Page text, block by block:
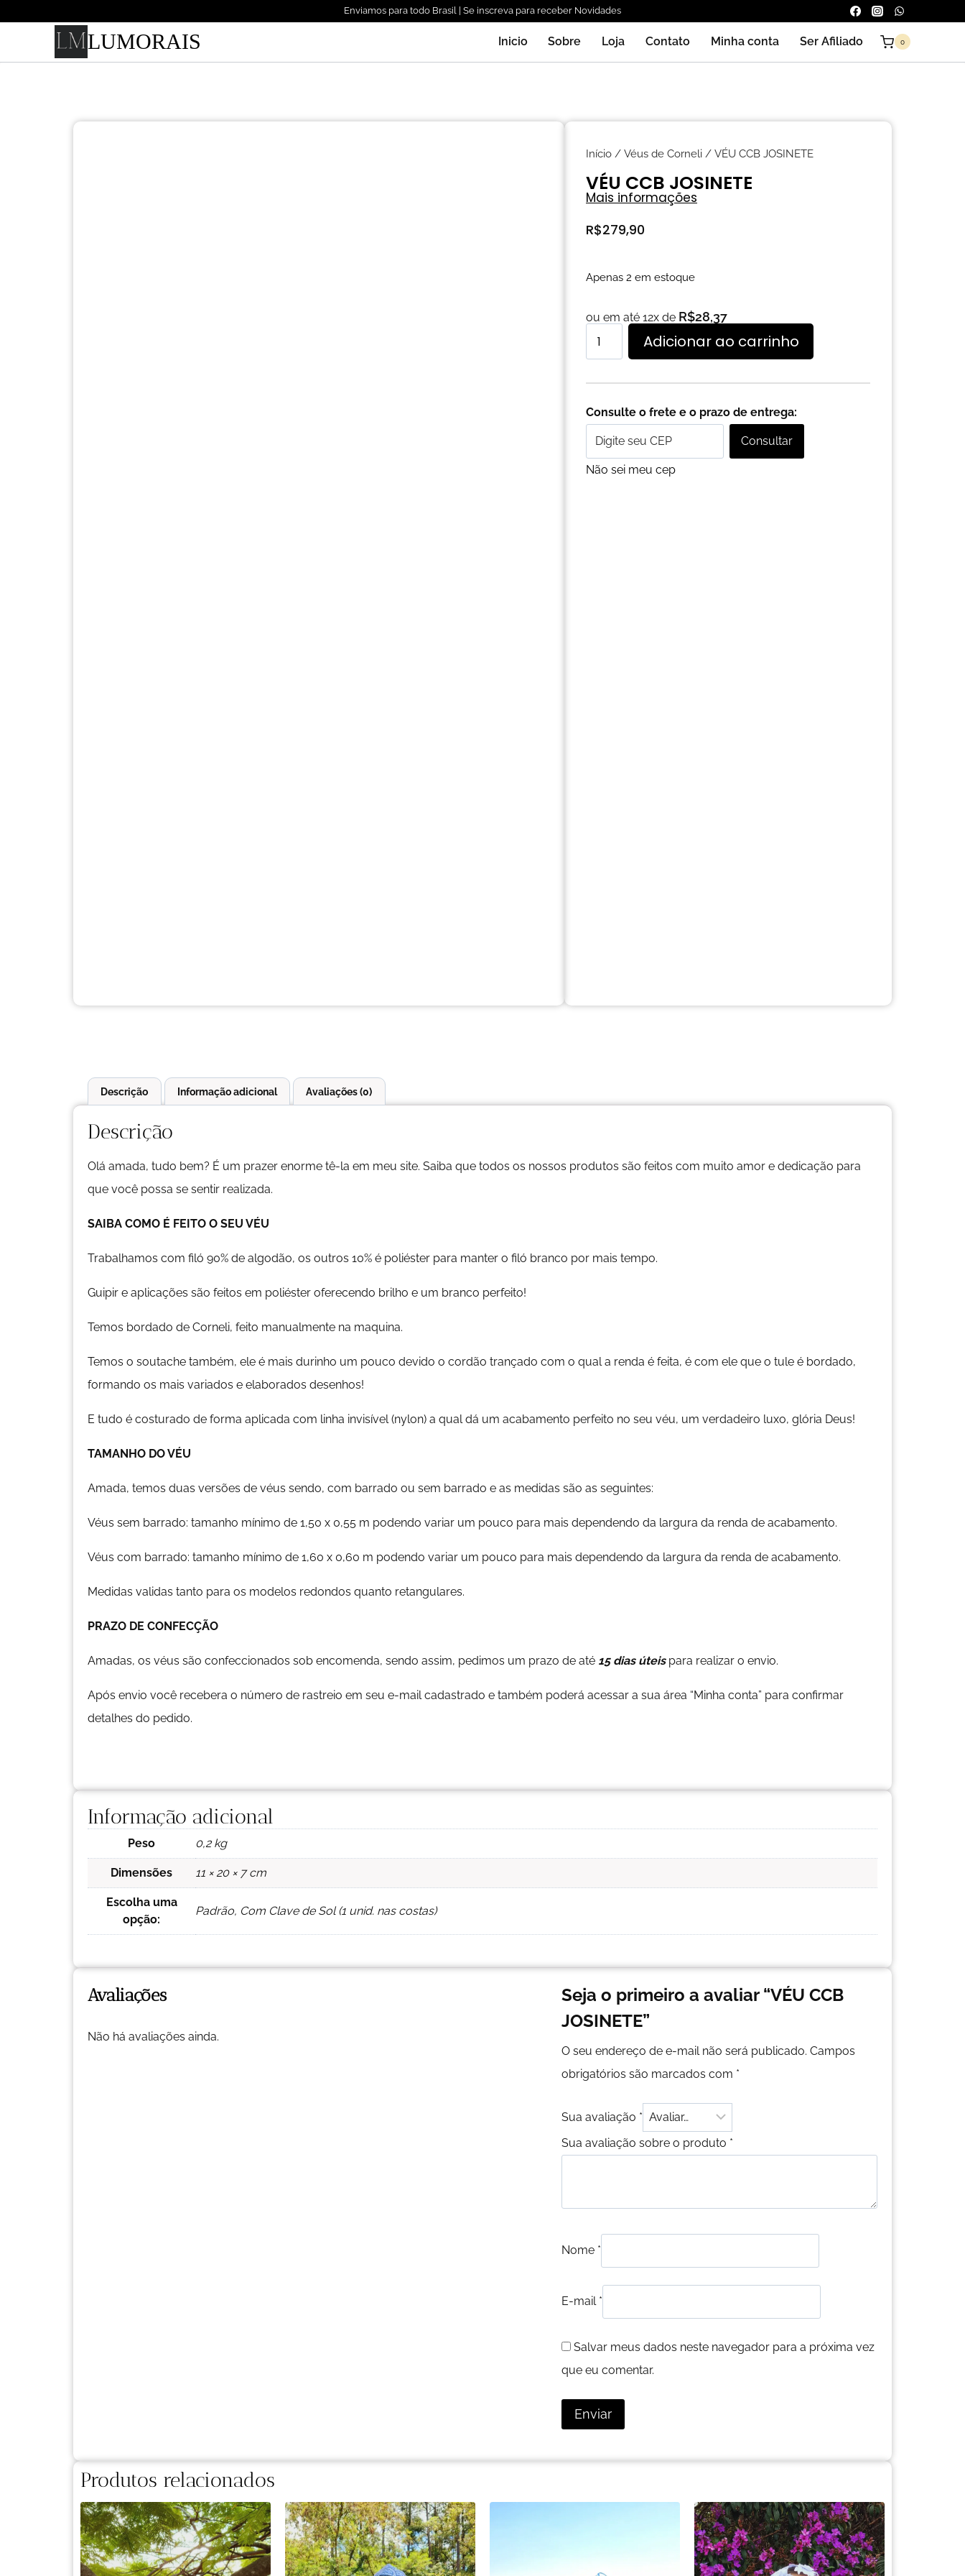
Enviamos para todo Brasil | Se inscreva para receber Novidades
LUMORAIS Inicio Sobre Loja Contato Minha conta Ser Afiliado 0
Início / Véus de Corneli / VÉU CCB JOSINETE
VÉU CCB JOSINETE
Mais informações
R$279,90
Apenas 2 em estoque
ou em até 12x de R$28,37
Adicionar ao carrinho
Consulte o frete e o prazo de entrega:
Consultar
Não sei meu cep
Descrição Informação adicional Avaliações (0)
Descrição
Olá amada, tudo bem? É um prazer enorme tê-la em meu site. Saiba que todos os nossos produtos são feitos com muito amor e dedicação para
que você possa se sentir realizada.
SAIBA COMO É FEITO O SEU VÉU
Trabalhamos com filó 90% de algodão, os outros 10% é poliéster para manter o filó branco por mais tempo.
Guipir e aplicações são feitos em poliéster oferecendo brilho e um branco perfeito!
Temos bordado de Corneli, feito manualmente na maquina.
Temos o soutache também, ele é mais durinho um pouco devido o cordão trançado com o qual a renda é feita, é com ele que o tule é bordado,
formando os mais variados e elaborados desenhos!
E tudo é costurado de forma aplicada com linha invisível (nylon) a qual dá um acabamento perfeito no seu véu, um verdadeiro luxo, glória Deus!
TAMANHO DO VÉU
Amada, temos duas versões de véus sendo, com barrado ou sem barrado e as medidas são as seguintes:
Véus sem barrado: tamanho mínimo de 1,50 x 0,55 m podendo variar um pouco para mais dependendo da largura da renda de acabamento.
Véus com barrado: tamanho mínimo de 1,60 x 0,60 m podendo variar um pouco para mais dependendo da largura da renda de acabamento.
Medidas validas tanto para os modelos redondos quanto retangulares.
PRAZO DE CONFECÇÃO
Amadas, os véus são confeccionados sob encomenda, sendo assim, pedimos um prazo de até 15 dias úteispara realizar o envio.
Após envio você recebera o número de rastreio em seu e-mail cadastrado e também poderá acessar a sua área “Minha conta” para confirmar
detalhes do pedido.
Informação adicional
Peso 0,2 kg
Dimensões 11 × 20 × 7 cm
Escolha uma
opção:
Padrão, Com Clave de Sol (1 unid. nas costas)
Avaliações
Não há avaliações ainda.
Seja o primeiro a avaliar “VÉU CCB
JOSINETE”
O seu endereço de e-mail não será publicado. Campos
obrigatórios são marcados com *
Sua avaliação *
Sua avaliação sobre o produto *
Nome *
E-mail *
Salvar meus dados neste navegador para a próxima vez
que eu comentar.
Produtos relacionados